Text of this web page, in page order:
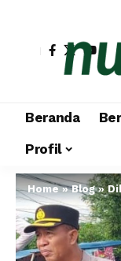
Beranda
Profil
Home»Blog»Dibalik